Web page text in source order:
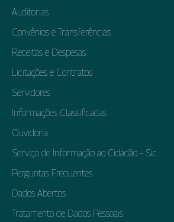
Auditorias
Convênios e Transferências
Receitas e Despesas
Licitações e Contratos
Servidores
Informações Classificadas
Ouvidoria
Serviço de Informação ao Cidadão – Sic
Perguntas Frequentes
Dados Abertos
Tratamento de Dados Pessoais